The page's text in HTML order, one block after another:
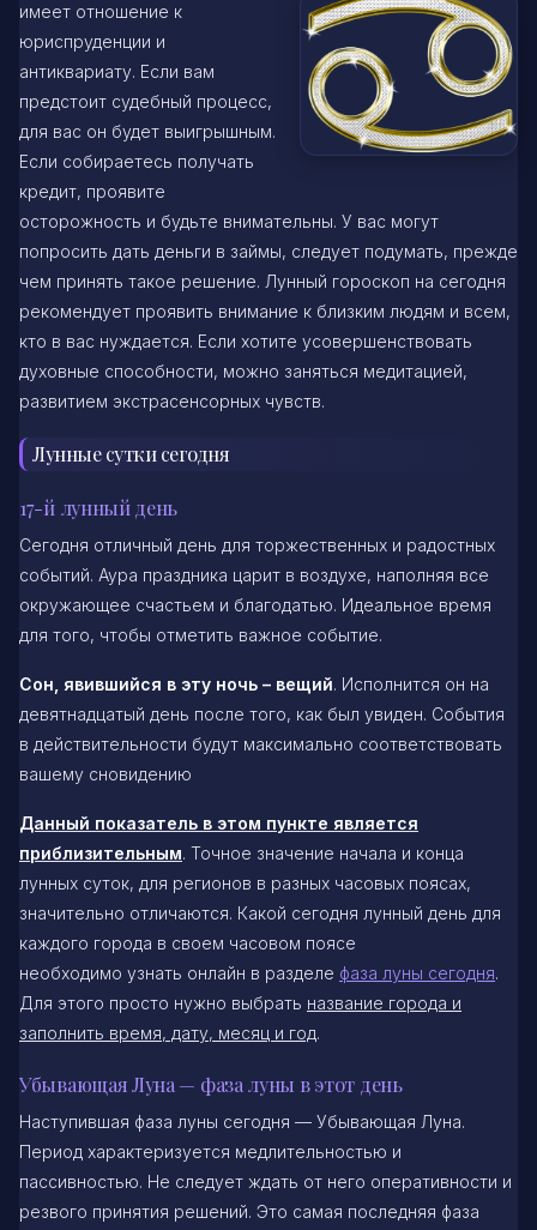
имеет отношение к
юриспруденции и
антиквариату. Если вам
предстоит судебный процесс,
для вас он будет выигрышным.
Если собираетесь получать
кредит, проявите
осторожность и будьте внимательны. У вас могут
попросить дать деньги в займы, следует подумать, прежде
чем принять такое решение. Лунный гороскоп на сегодня
рекомендует проявить внимание к близким людям и всем,
кто в вас нуждается. Если хотите усовершенствовать
духовные способности, можно заняться медитацией,
развитием экстрасенсорных чувств.
Лунные сутки сегодня
17-й лунный день
Сегодня отличный день для торжественных и радостных
событий. Аура праздника царит в воздухе, наполняя все
окружающее счастьем и благодатью. Идеальное время
для того, чтобы отметить важное событие.
Сон, явившийся в эту ночь – вещий. Исполнится он на
девятнадцатый день после того, как был увиден. События
в действительности будут максимально соответствовать
вашему сновидению
Данный показатель в этом пункте является
приблизительным. Точное значение начала и конца
лунных суток, для регионов в разных часовых поясах,
значительно отличаются. Какой сегодня лунный день для
каждого города в своем часовом поясе
необходимо узнать онлайн в разделе фаза луны сегодня.
Для этого просто нужно выбрать название города и
заполнить время, дату, месяц и год.
Убывающая Луна — фаза луны в этот день
Наступившая фаза луны сегодня — Убывающая Луна.
Период характеризуется медлительностью и
пассивностью. Не следует ждать от него оперативности и
резвого принятия решений. Это самая последняя фаза